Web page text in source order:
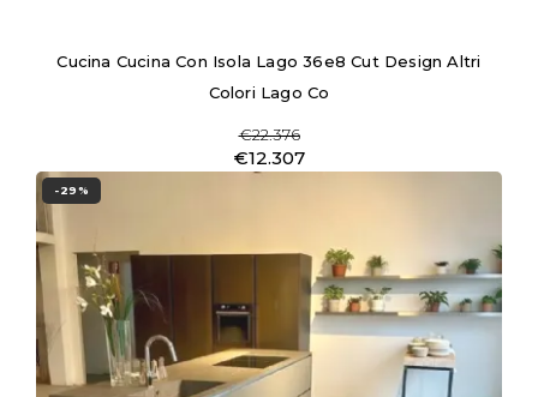
Cucina Cucina Con Isola Lago 36e8 Cut Design Altri
Colori Lago Co
€22.376
€12.307
-29%